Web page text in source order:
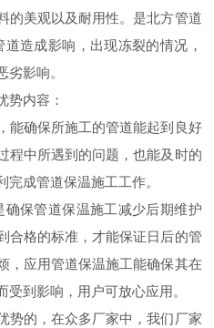
的美观以及耐用性。是北方管道
造成影响，出现冻裂的情况，
影响。
势内容：
确保所施工的管道能起到良好
程中所遇到的问题，也能及时的
成管道保温施工工作。
保管道保温施工减少后期维护
合格的标准，才能保证日后的管
，应用管道保温施工能确保其在
到影响，用户可放心应用。
的，在众多厂家中，我们厂家